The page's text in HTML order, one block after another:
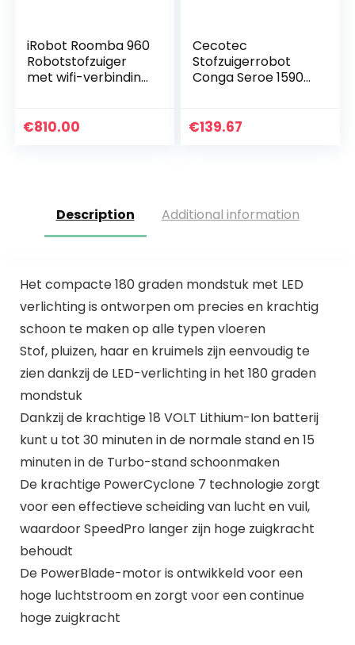
iRobot Roomba 960
Robotstofzuiger
met wifi-verbinding
voor alle
€810.00
Cecotec
Stofzuigerrobot
Conga Seroe 1590-
tegelijkertijd, 2100
€139.67
Description Additional information
Het compacte 180 graden mondstuk met LED
verlichting is ontworpen om precies en krachtig
schoon te maken op alle typen vloeren
Stof, pluizen, haar en kruimels zijn eenvoudig te
zien dankzij de LED-verlichting in het 180 graden
mondstuk
Dankzij de krachtige 18 VOLT Lithium-Ion batterij
kunt u tot 30 minuten in de normale stand en 15
minuten in de Turbo-stand schoonmaken
De krachtige PowerCyclone 7 technologie zorgt
voor een effectieve scheiding van lucht en vuil,
waardoor SpeedPro langer zijn hoge zuigkracht
behoudt
De PowerBlade-motor is ontwikkeld voor een
hoge luchtstroom en zorgt voor een continue
hoge zuigkracht